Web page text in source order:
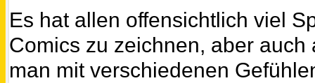
Es hat allen offensichtlich viel
Comics zu zeichnen, aber
man mit verschiedenen